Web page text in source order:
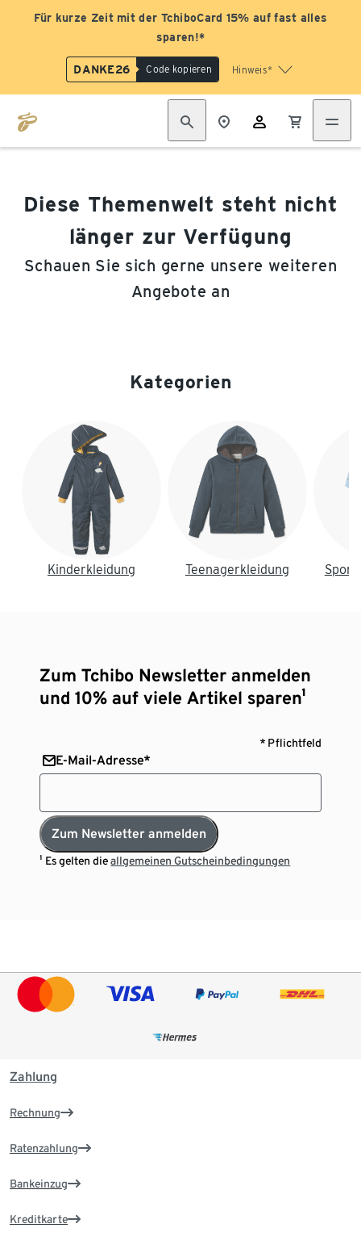
Für kurze Zeit mit der TchiboCard 15% auf fast alles
sparen!*
DANKE26 Code kopieren Hinweis*
Diese Themenwelt steht nicht
länger zur Verfügung
Schauen Sie sich gerne unsere weiteren
Angebote an
Kategorien
Kinderkleidung Teenagerkleidung
Zum Tchibo Newsletter anmelden
und 10% auf viele Artikel sparen¹
* Pflichtfeld
E-Mail-Adresse*
Zum Newsletter anmelden
¹ Es gelten dieallgemeinen Gutscheinbedingungen
Zahlung
Rechnung
Ratenzahlung
Bankeinzug
Kreditkarte